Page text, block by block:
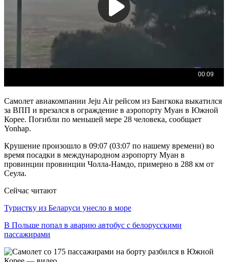
Самолет авиакомпании Jeju Air рейсом из Бангкока выкатился
за ВПП и врезался в ограждение в аэропорту Муан в Южной
Корее. Погибли по меньшей мере 28 человека, сообщает
Yonhap.
Крушение произошло в 09:07 (03:07 по нашему времени) во
время посадки в международном аэропорту Муан в
провинции провинции Чолла-Намдо, примерно в 288 км от
Сеула.
Сейчас читают
Туристку из Беларуси унесло в море
В Польше попал в аварию автобус с белорусскими
пассажирами